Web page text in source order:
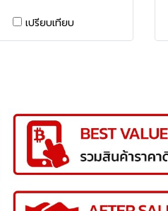
เปรียบเทียบ